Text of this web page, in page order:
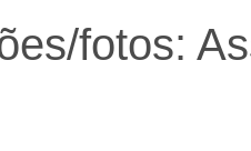
fotos: